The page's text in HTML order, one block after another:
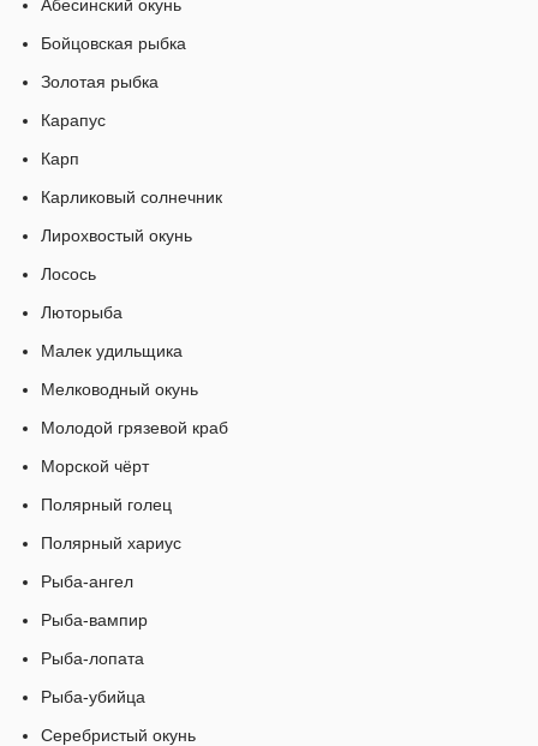
Абесинский окунь
Бойцовская рыбка
Золотая рыбка
Карапус
Карп
Карликовый солнечник
Лирохвостый окунь
Лосось
Люторыба
Малек удильщика
Мелководный окунь
Молодой грязевой краб
Морской чёрт
Полярный голец
Полярный хариус
Рыба-ангел
Рыба-вампир
Рыба-лопата
Рыба-убийца
Серебристый окунь